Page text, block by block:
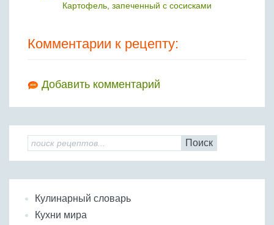
Картофель, запеченный с сосисками
Комментарии к рецепту:
Добавить комментарий
Поиск
Кулинарный словарь
Кухни мира